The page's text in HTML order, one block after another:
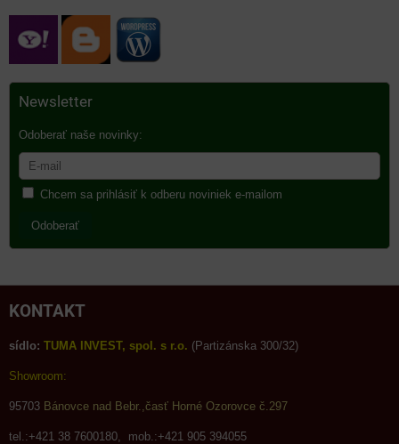
Newsletter
Odoberať naše novinky:
Chcem sa prihlásiť k odberu noviniek e-mailom
Odoberať
KONTAKT
sídlo: TUMA INVEST, spol. s r.o. (Partizánska 300/32)
Showroom:
95703 Bánovce nad Bebr.,časť Horné Ozorovce č.297
tel.:+421 38 7600180, mob.:+421 905 394055